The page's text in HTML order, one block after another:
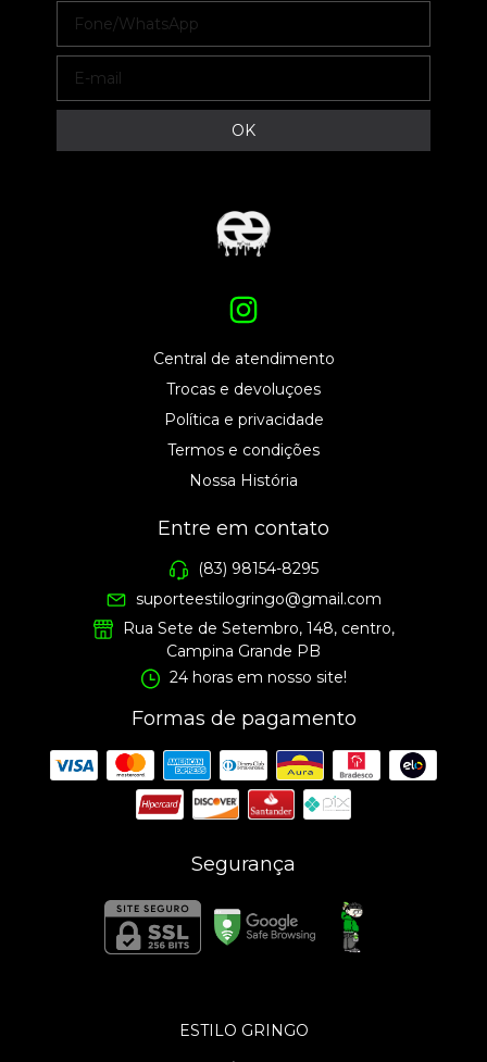
Central de atendimento
Trocas e devoluçoes
Política e privacidade
Termos e condições
Nossa História
Entre em contato
(83) 98154-8295
suporteestilogringo@gmail.com
Rua Sete de Setembro, 148, centro,
Campina Grande PB
24 horas em nosso site!
Formas de pagamento
Segurança
ESTILO GRINGO